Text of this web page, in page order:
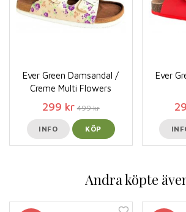
Ever Green Damsandal /
Creme Multi Flowers
299 kr 499 kr
INFO KÖP
Ever
Andra köpte